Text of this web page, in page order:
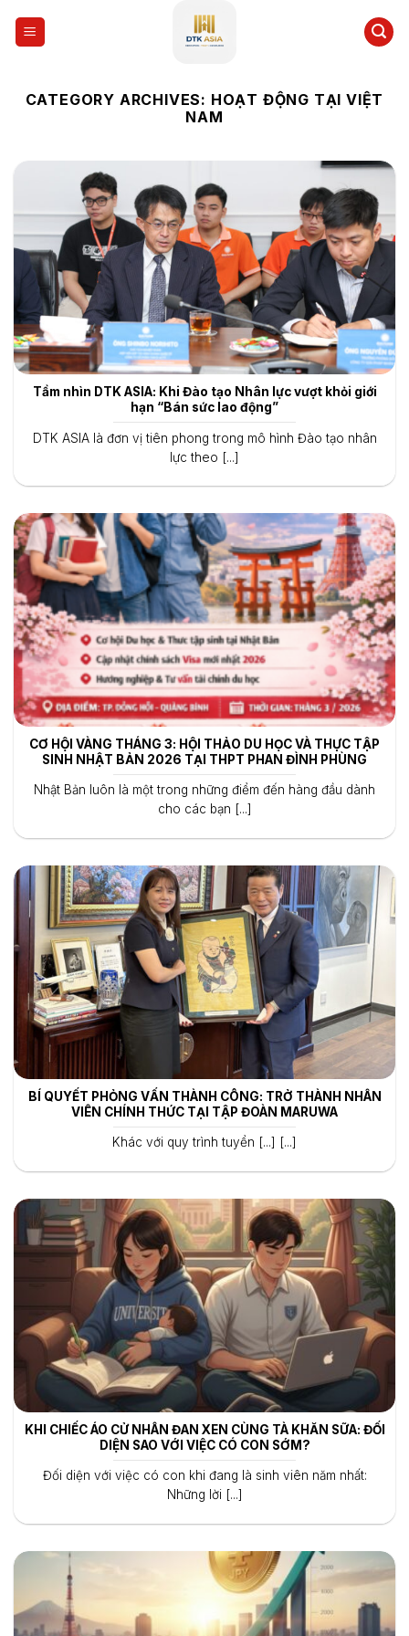
CATEGORY ARCHIVES: HOẠT ĐỘNG TẠI VIỆT
NAM
Tầm nhìn DTK ASIA: Khi Đào tạo Nhân lực vượt khỏi giới
hạn “Bán sức lao động”
DTK ASIA là đơn vị tiên phong trong mô hình Đào tạo nhân
lực theo [...]
CƠ HỘI VÀNG THÁNG 3: HỘI THẢO DU HỌC VÀ THỰC TẬP
SINH NHẬT BẢN 2026 TẠI THPT PHAN ĐÌNH PHÙNG
Nhật Bản luôn là một trong những điểm đến hàng đầu dành
cho các bạn [...]
BÍ QUYẾT PHỎNG VẤN THÀNH CÔNG: TRỞ THÀNH NHÂN
VIÊN CHÍNH THỨC TẠI TẬP ĐOÀN MARUWA
Khác với quy trình tuyển [...] [...]
KHI CHIẾC ÁO CỬ NHÂN ĐAN XEN CÙNG TÀ KHĂN SỮA: ĐỐI
DIỆN SAO VỚI VIỆC CÓ CON SỚM?
Đối diện với việc có con khi đang là sinh viên năm nhất:
Những lời [...]